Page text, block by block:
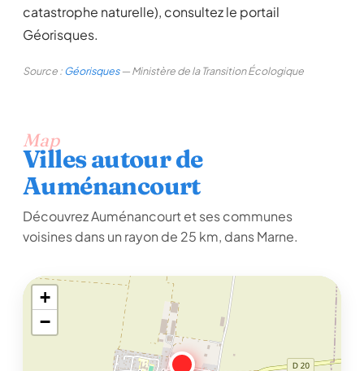
catastrophe naturelle), consultez le portail
Géorisques.
Source :Géorisques— Ministère de la Transition Écologique
Map
Villes autour de
Auménancourt
Découvrez Auménancourt et ses communes
voisines dans un rayon de 25 km, dans Marne.
+
−